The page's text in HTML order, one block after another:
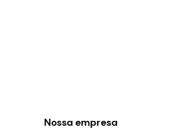
Nossa empresa